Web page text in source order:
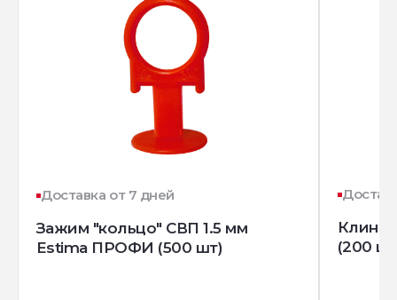
Доставка от 7 дней
Зажим "кольцо" СВП 1.5 мм
Estima ПРОФИ (500 шт)
Клин
(200